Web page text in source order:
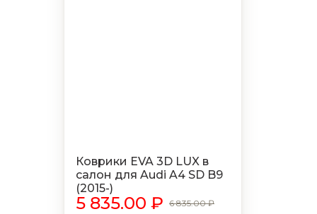
Коврики EVA 3D LUX в
салон для Audi A4 SD B9
(2015-)
5 835.00 ₽ 6 835.00 ₽